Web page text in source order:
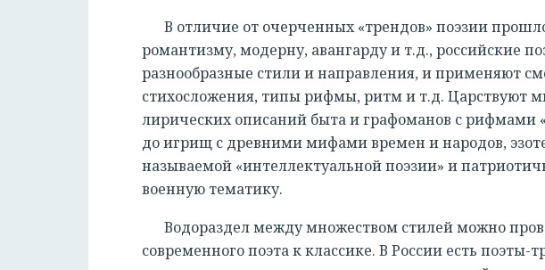
В отличие от очерченных «трендов» поэзии
романтизму, модерну, авангарду и т.д., российские
разнообразные стили и направления, и применяют
стихосложения, типы рифмы, ритм и т.д. Царствуют
лирических описаний быта и графоманов с рифмами
до игрищ с древними мифами времен и народов,
называемой «интеллектуальной поэзии» и
военную тематику.
Водораздел между множеством стилей можно
современного поэта к классике. В России есть